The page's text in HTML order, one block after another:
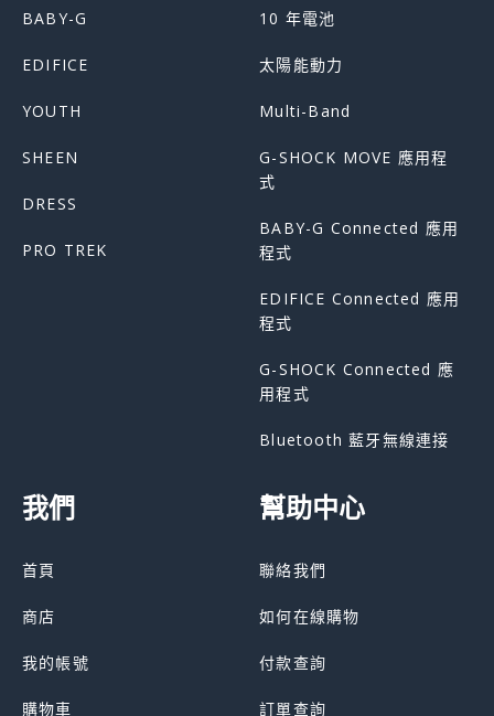
BABY-G
EDIFICE
YOUTH
SHEEN
DRESS
PRO TREK
10 年電池
太陽能動力
Multi-Band
G-SHOCK MOVE 應用程
式
BABY-G Connected 應用
程式
EDIFICE Connected 應用
程式
G-SHOCK Connected 應
用程式
Bluetooth 藍牙無線連接
我們
首頁
商店
我的帳號
購物車
幫助中心
聯絡我們
如何在線購物
付款查詢
訂單查詢